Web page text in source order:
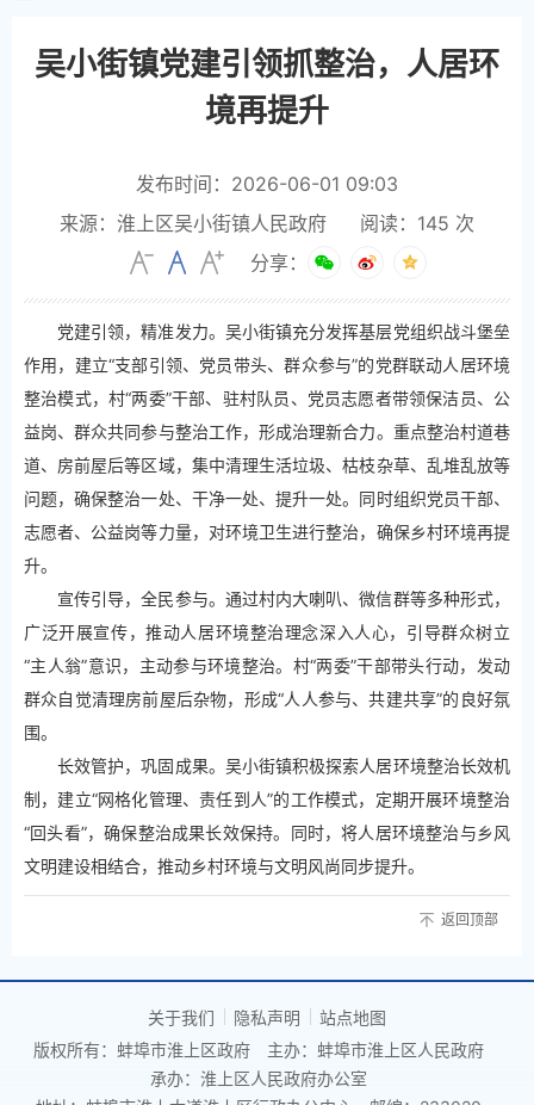
吴小街镇党建引领抓整治，人居环
境再提升
发布时间：2026-06-01 09:03
来源：淮上区吴小街镇人民政府
阅读： 145 次
分享：
党建引领，精准发力。吴小街镇充分发挥基层党组织战斗堡垒
作用，建立“支部引领、党员带头、群众参与”的党群联动人居环境
整治模式，村“两委”干部、驻村队员、党员志愿者带领保洁员、公
益岗、群众共同参与整治工作，形成治理新合力。重点整治村道巷
道、房前屋后等区域，集中清理生活垃圾、枯枝杂草、乱堆乱放等
问题，确保整治一处、干净一处、提升一处。同时组织党员干部、
志愿者、公益岗等力量，对环境卫生进行整治，确保乡村环境再提
升。
宣传引导，全民参与。通过村内大喇叭、微信群等多种形式，
广泛开展宣传，推动人居环境整治理念深入人心，引导群众树立
“主人翁”意识，主动参与环境整治。村“两委”干部带头行动，发动
群众自觉清理房前屋后杂物，形成“人人参与、共建共享”的良好氛
围。
长效管护，巩固成果。吴小街镇积极探索人居环境整治长效机
制，建立“网格化管理、责任到人”的工作模式，定期开展环境整治
“回头看”，确保整治成果长效保持。同时，将人居环境整治与乡风
文明建设相结合，推动乡村环境与文明风尚同步提升。
返回顶部
关于我们 隐私声明
站点地图
版权所有：蚌埠市淮上区政府
主办：蚌埠市淮上区人民政府
承办：淮上区人民政府办公室